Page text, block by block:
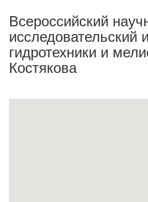
Всероссийский
исследовательский
гидротехники и
Костякова